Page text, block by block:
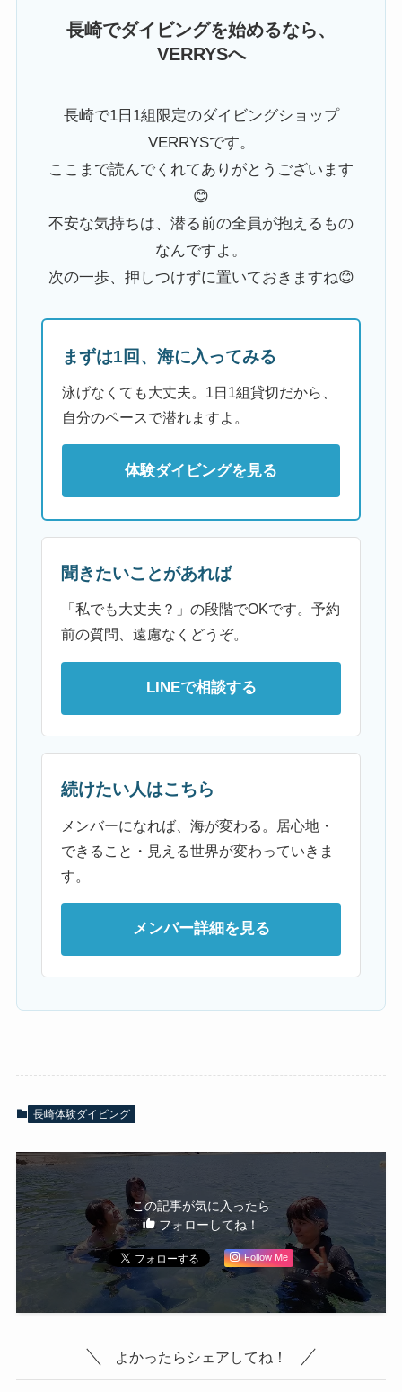
長崎でダイビングを始めるなら、
VERRYSへ
長崎で1日1組限定のダイビングショップ
VERRYSです。
ここまで読んでくれてありがとうございます
😊
不安な気持ちは、潜る前の全員が抱えるもの
なんですよ。
次の一歩、押しつけずに置いておきますね😊
まずは1回、海に入ってみる
泳げなくても大丈夫。1日1組貸切だから、
自分のペースで潜れますよ。
体験ダイビングを見る
聞きたいことがあれば
「私でも大丈夫？」の段階でOKです。予約
前の質問、遠慮なくどうぞ。
LINEで相談する
続けたい人はこちら
メンバーになれば、海が変わる。居心地・
できること・見える世界が変わっていきま
す。
メンバー詳細を見る
長崎体験ダイビング
この記事が気に入ったら
フォローしてね！
Follow Me
よかったらシェアしてね！